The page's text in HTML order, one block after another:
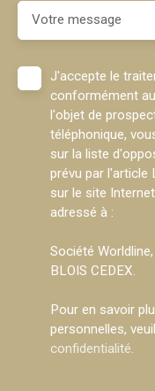
Votre message
J'accepte le
conformément
l'objet de
téléphonique,
sur la liste
prévu par
sur le site
adressé à :
Société
BLOIS CEDEX.
Pour en savoir
personnelles,
confidentialité.